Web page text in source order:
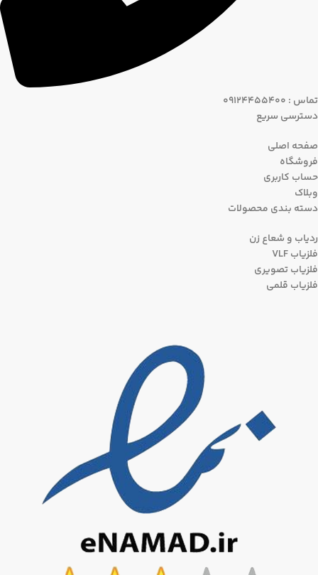
تماس : 09124455400
دسترسی سریع
صفحه اصلی
فروشگاه
حساب کاربری
وبلاک
دسته بندی محصولات
ردیاب و شعاع زن
فلزیاب VLF
فلزیاب تصویری
فلزیاب قلمی